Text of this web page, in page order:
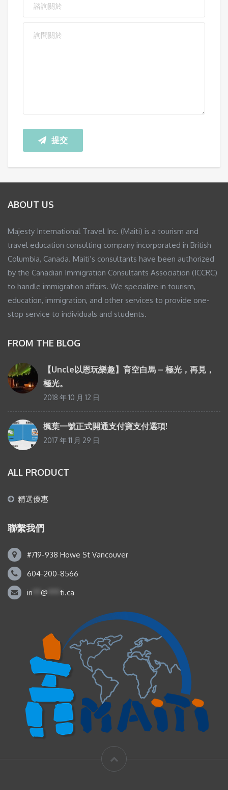
提交
ABOUT US
Majesty International Travel Inc. (Maiti) is a tourism and
travel education consulting company incorporated in British
Columbia, Canada. Maiti’s consultants have been authorized
by the Canadian Immigration Consultants Association (ICCRC)
to handle immigration affairs. We specialize in tourism,
education, immigration, and other services to provide one-
stop service to individuals and students.
FROM THE BLOG
【Uncle以恩玩樂趣】育空白馬 – 極光，再見，
極光。
2018 年 10 月 12 日
楓葉一號正式開通支付寶支付選項!
2017 年 11 月 29 日
ALL PRODUCT
精選優惠
聯繫我們
#719-938 Howe St Vancouver
604-200-8566
in
@ ti.ca